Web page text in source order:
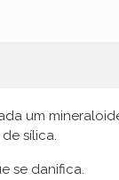
um
sílica.
se danifica.